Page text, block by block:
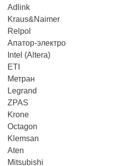
Adlink
Kraus&Naimer
Relpol
Апатор-электро
Intel (Altera)
ETI
Метран
Legrand
ZPAS
Krone
Octagon
Klemsan
Aten
Mitsubishi